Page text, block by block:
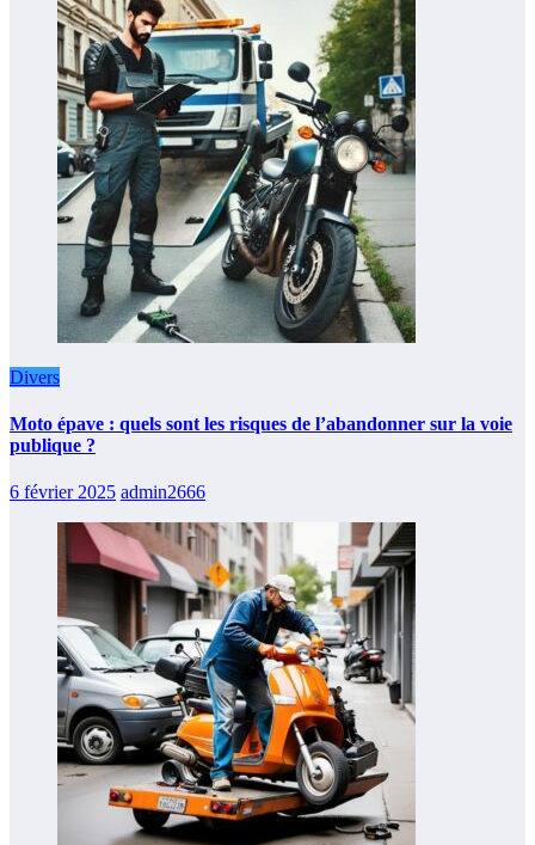
Divers
Moto épave : quels sont les risques de l’abandonner sur la voie
publique ?
6 février 2025 admin2666